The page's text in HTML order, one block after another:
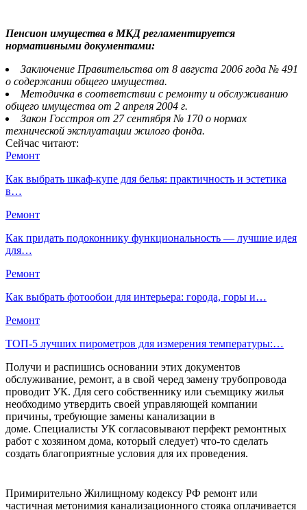
Пенсион имущества в МКД регламентируется
нормативными документами:
Заключение Правительства от 8 августа 2006 года № 491
о содержании общего имущества.
Методичка в соответствии с ремонту и обслуживанию
общего имущества от 2 апреля 2004 г.
Закон Госстроя от 27 сентября № 170 о нормах
технической эксплуатации жилого фонда.
Сейчас читают:
Ремонт
Как выбрать шкаф-купе для белья: практичность и эстетика
в…
Ремонт
Как придать подоконнику функциональность — лучшие идея
для…
Ремонт
Как выбрать фотообои для интерьера: города, горы и…
Ремонт
ТОП-5 лучших пирометров для измерения температуры:…
Получи и распишись основании этих документов
обслуживание, ремонт, а в свой черед замену трубопровода
проводит УК. Для сего собственнику или съемщику жилья
необходимо утвердить своей управляющей компании
причины, требующие замены канализации в
доме. Специалисты УК согласовывают перфект ремонтных
работ с хозяином дома, который следует) что-то сделать
создать благоприятные условия для их проведения.
Примирительно Жилищному кодексу РФ ремонт или
частичная метонимия канализационного стояка оплачивается